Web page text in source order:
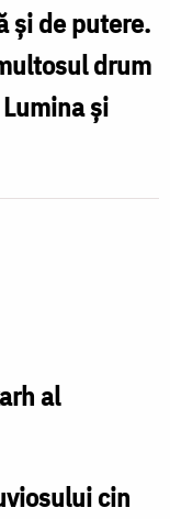
și de putere.
drum
și
al
cin